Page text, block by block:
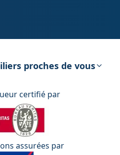
proches de vous
certifié par
assurées par